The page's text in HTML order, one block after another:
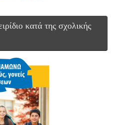
κατά της σχολικής